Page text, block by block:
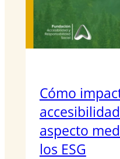
Cómo
aspecto
los ESG